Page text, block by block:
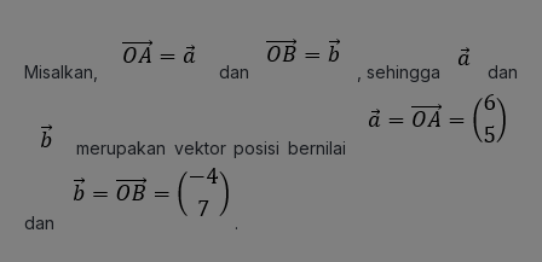
Misalkan, dan , sehingga dan
merupakan vektor posisi bernilai
dan .